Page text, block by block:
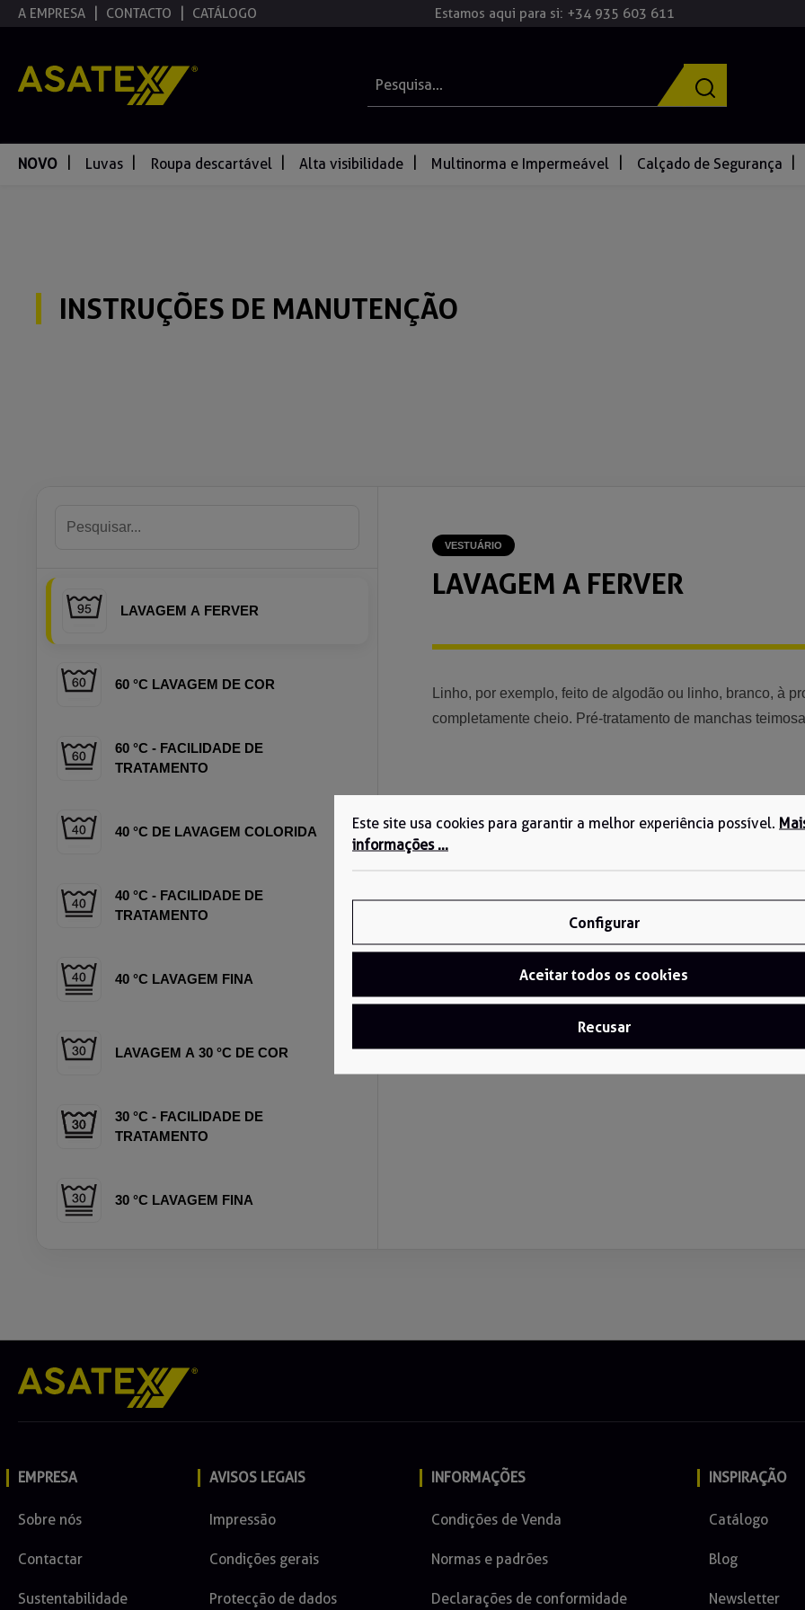
Saltar para a navegação principal
A EMPRESA CONTACTO CATÁLOGO Estamos aqui para si: +34 935 603 611
NOVO Luvas Roupa descartável Alta visibilidade Multinorma e Impermeável Calçado de Segurança
INSTRUÇÕES DE MANUTENÇÃO
LAVAGEM A FERVER
60 °C LAVAGEM DE COR
60 °C - FACILIDADE DE
TRATAMENTO
40 °C DE LAVAGEM COLORIDA
40 °C - FACILIDADE DE
TRATAMENTO
40 °C LAVAGEM FINA
LAVAGEM A 30 °C DE COR
30 °C - FACILIDADE DE
TRATAMENTO
30 °C LAVAGEM FINA
CLORO, LIXÍVIA DE OXIGÉNIO
VESTUÁRIO
LAVAGEM A FERVER
Linho, por exemplo, feito de algodão ou linho, branco, à
completamente cheio. Pré-tratamento de manchas
EMPRESA
Sobre nós
Contactar
Sustentabilidade
AVISOS LEGAIS
Impressão
Condições gerais
Protecção de dados
INFORMAÇÕES
Condições de Venda
Normas e padrões
Declarações de conformidade
INSPIRAÇÃO
Catálogo
Blog
Newsletter
Este site usa cookies para garantir a melhor experiência possível.
informações ...
Configurar
Aceitar todos os cookies
Recusar